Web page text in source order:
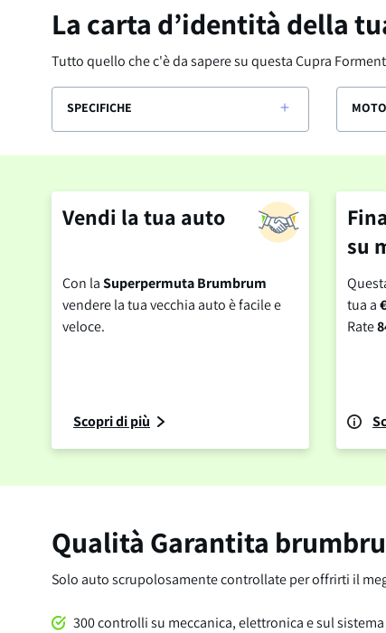
La carta d’identità della
Tutto quello che c'è da sapere su questaCupra
SPECIFICHE
Vendi la tua auto
Con laSuperpermuta Brumbrum
vendere la tua vecchia auto è facile e
veloce.
Scopri di più
su
tua a
Rate
Qualità Garantita
Solo auto scrupolosamente controllate per offrirti il
300 controlli su meccanica, elettronica e sul